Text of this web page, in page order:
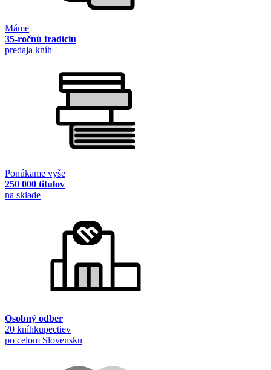
Máme
35-ročnú tradíciu
predaja kníh
Ponúkame vyše
250 000 titulov
na sklade
Osobný odber
20 kníhkupectiev
po celom Slovensku